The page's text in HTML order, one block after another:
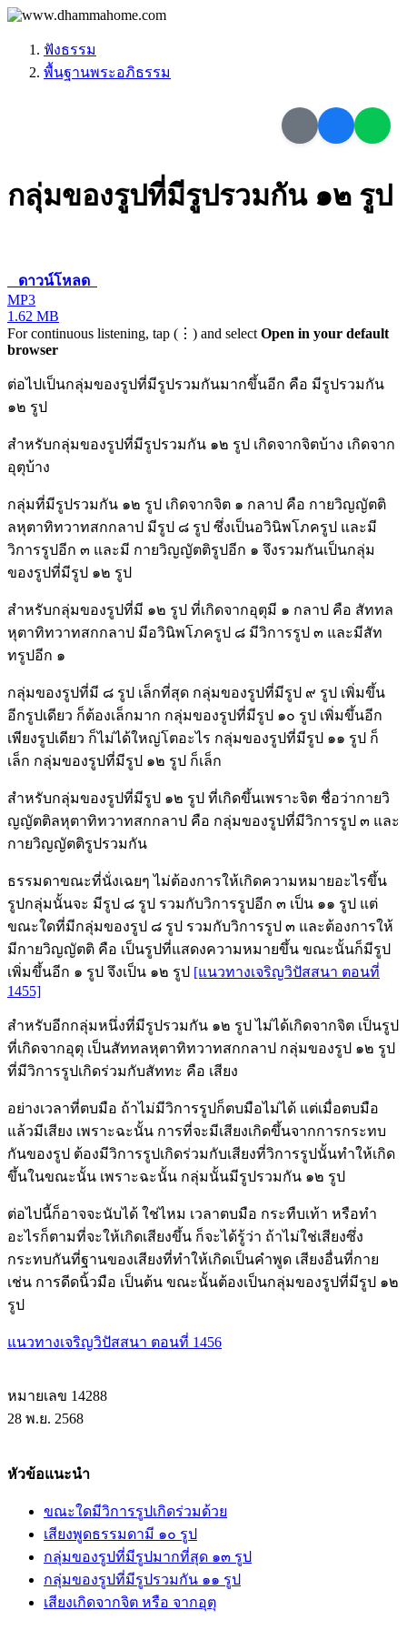
ฟังธรรม
พื้นฐานพระอภิธรรม
กลุ่มของรูปที่มีรูปรวมกัน ๑๒ รูป
ดาวน์โหลด
MP3
1.62 MB
For continuous listening, tap (⋮) and select Open in your default
browser
ต่อไปเป็นกลุ่มของรูปที่มีรูปรวมกันมากขึ้นอีก คือ มีรูปรวมกัน
๑๒ รูป
สำหรับกลุ่มของรูปที่มีรูปรวมกัน ๑๒ รูป เกิดจากจิตบ้าง เกิดจาก
อุตุบ้าง
กลุ่มที่มีรูปรวมกัน ๑๒ รูป เกิดจากจิต ๑ กลาป คือ กายวิญญัตติ
ลหุตาทิทวาทสกกลาป มีรูป ๘ รูป ซึ่งเป็นอวินิพโภครูป และมี
วิการรูปอีก ๓ และมี กายวิญญัตติรูปอีก ๑ จึงรวมกันเป็นกลุ่ม
ของรูปที่มีรูป ๑๒ รูป
สำหรับกลุ่มของรูปที่มี ๑๒ รูป ที่เกิดจากอุตุมี ๑ กลาป คือ สัททล
หุตาทิทวาทสกกลาป มีอวินิพโภครูป ๘ มีวิการรูป ๓ และมีสัท
ทรูปอีก ๑
กลุ่มของรูปที่มี ๘ รูป เล็กที่สุด กลุ่มของรูปที่มีรูป ๙ รูป เพิ่มขึ้น
อีกรูปเดียว ก็ต้องเล็กมาก กลุ่มของรูปที่มีรูป ๑๐ รูป เพิ่มขึ้นอีก
เพียงรูปเดียว ก็ไม่ได้ใหญ่โตอะไร กลุ่มของรูปที่มีรูป ๑๑ รูป ก็
เล็ก กลุ่มของรูปที่มีรูป ๑๒ รูป ก็เล็ก
สำหรับกลุ่มของรูปที่มีรูป ๑๒ รูป ที่เกิดขึ้นเพราะจิต ชื่อว่ากายวิ
ญญัตติลหุตาทิทวาทสกกลาป คือ กลุ่มของรูปที่มีวิการรูป ๓ และ
กายวิญญัตติรูปรวมกัน
ธรรมดาขณะที่นั่งเฉยๆ ไม่ต้องการให้เกิดความหมายอะไรขึ้น
รูปกลุ่มนั้นจะ มีรูป ๘ รูป รวมกับวิการรูปอีก ๓ เป็น ๑๑ รูป แต่
ขณะใดที่มีกลุ่มของรูป ๘ รูป รวมกับวิการรูป ๓ และต้องการให้
มีกายวิญญัตติ คือ เป็นรูปที่แสดงความหมายขึ้น ขณะนั้นก็มีรูป
เพิ่มขึ้นอีก ๑ รูป จึงเป็น ๑๒ รูป [แนวทางเจริญวิปัสสนา ตอนที่
1455]
สำหรับอีกกลุ่มหนึ่งที่มีรูปรวมกัน ๑๒ รูป ไม่ได้เกิดจากจิต เป็นรูป
ที่เกิดจากอุตุ เป็นสัททลหุตาทิทวาทสกกลาป กลุ่มของรูป ๑๒ รูป
ที่มีวิการรูปเกิดร่วมกับสัททะ คือ เสียง
อย่างเวลาที่ตบมือ ถ้าไม่มีวิการรูปก็ตบมือไม่ได้ แต่เมื่อตบมือ
แล้วมีเสียง เพราะฉะนั้น การที่จะมีเสียงเกิดขึ้นจากการกระทบ
กันของรูป ต้องมีวิการรูปเกิดร่วมกับเสียงที่วิการรูปนั้นทำให้เกิด
ขึ้นในขณะนั้น เพราะฉะนั้น กลุ่มนั้นมีรูปรวมกัน ๑๒ รูป
ต่อไปนี้ก็อาจจะนับได้ ใช่ไหม เวลาตบมือ กระทืบเท้า หรือทำ
อะไรก็ตามที่จะให้เกิดเสียงขึ้น ก็จะได้รู้ว่า ถ้าไม่ใช่เสียงซึ่ง
กระทบกันที่ฐานของเสียงที่ทำให้เกิดเป็นคำพูด เสียงอื่นที่กาย
เช่น การดีดนิ้วมือ เป็นต้น ขณะนั้นต้องเป็นกลุ่มของรูปที่มีรูป ๑๒
รูป
แนวทางเจริญวิปัสสนา ตอนที่ 1456
หมายเลข 14288
28 พ.ย. 2568
หัวข้อแนะนำ
ขณะใดมีวิการรูปเกิดร่วมด้วย
เสียงพูดธรรมดามี ๑๐ รูป
กลุ่มของรูปที่มีรูปมากที่สุด ๑๓ รูป
กลุ่มของรูปที่มีรูปรวมกัน ๑๑ รูป
เสียงเกิดจากจิต หรือ จากอุตุ